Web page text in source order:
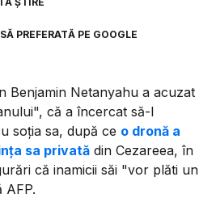
PREFERATĂ PE GOOGLE
Benjamin Netanyahu a acuzat
că a încercat să-l
soţia sa, după ce o dronă a
sa privată din Cezareea, în
că inamicii săi "vor plăti un
AFP.